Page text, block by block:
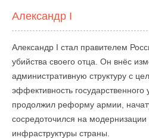
Александр I
Александр I стал правителем
убийства своего отца. Он внёс
административную структуру с
эффективность
продолжил реформу армии,
сосредоточился на модернизации
инфраструктуры страны.